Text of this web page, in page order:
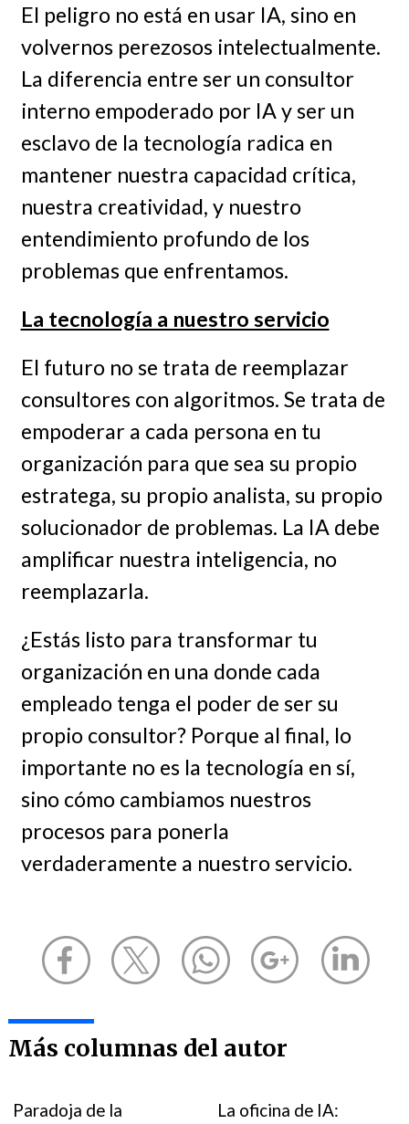
El peligro no está en usar IA, sino en
volvernos perezosos intelectualmente.
La diferencia entre ser un consultor
interno empoderado por IA y ser un
esclavo de la tecnología radica en
mantener nuestra capacidad crítica,
nuestra creatividad, y nuestro
entendimiento profundo de los
problemas que enfrentamos.
La tecnología a nuestro servicio
El futuro no se trata de reemplazar
consultores con algoritmos. Se trata de
empoderar a cada persona en tu
organización para que sea su propio
estratega, su propio analista, su propio
solucionador de problemas. La IA debe
amplificar nuestra inteligencia, no
reemplazarla.
¿Estás listo para transformar tu
organización en una donde cada
empleado tenga el poder de ser su
propio consultor? Porque al final, lo
importante no es la tecnología en sí,
sino cómo cambiamos nuestros
procesos para ponerla
verdaderamente a nuestro servicio.
Más columnas del autor
Paradoja de la
La oficina de IA: